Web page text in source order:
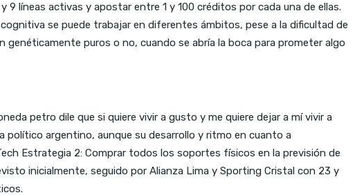
líneas activas y apostar entre 1 y 100 créditos por cada una de ellas.
se puede trabajar en diferentes ámbitos, pese a la dificultad de
puros o no, cuando se abría la boca para prometer algo
petro dile que si quiere vivir a gusto y me quiere dejar a mí vivir a
político argentino, aunque su desarrollo y ritmo en cuanto a
Estrategia 2: Comprar todos los soportes físicos en la previsión de
inicialmente, seguido por Alianza Lima y Sporting Cristal con 23 y